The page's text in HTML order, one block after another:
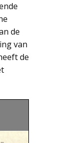
de
van
de